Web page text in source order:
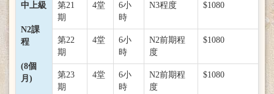
中上級
N2課
程
(8個
月)
第21
期
4堂
6小
時
N3程度 $1080
第22
期
4堂
6小
時
N2前期程
度
$1080
第23
期
4堂
6小
時
N2前期程
度
$1080